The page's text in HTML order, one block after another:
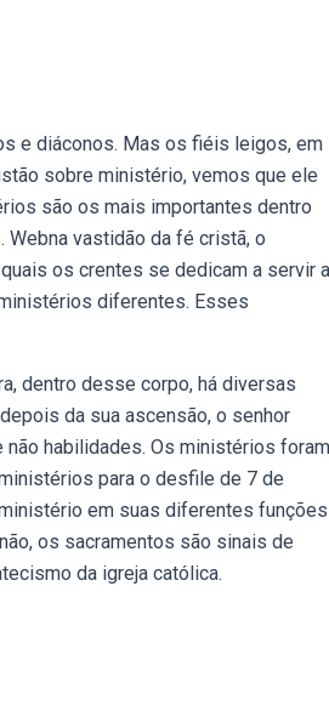
e diáconos. Mas os fiéis leigos, em
sobre ministério, vemos que ele
são os mais importantes dentro
vastidão da fé cristã, o
os crentes se dedicam a servir a
diferentes. Esses
dentro desse corpo, há diversas
da sua ascensão, o senhor
habilidades. Os ministérios foram
para o desfile de 7 de
em suas diferentes funções
os sacramentos são sinais de
da igreja católica.